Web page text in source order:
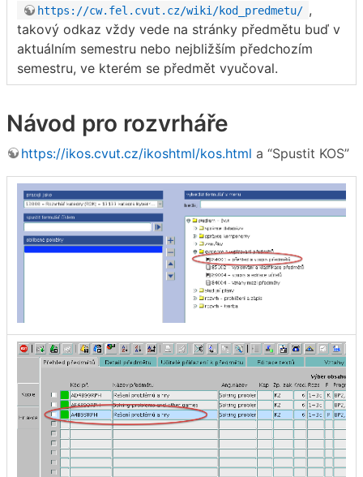
https://cw.fel.cvut.cz/wiki/kod_predmetu/ ,
takový odkaz vždy vede na stránky předmětu buď v
aktuálním semestru nebo nejbližším předchozím
semestru, ve kterém se předmět vyučoval.
Návod pro rozvrháře
https://ikos.cvut.cz/ikoshtml/kos.html a “Spustit KOS”